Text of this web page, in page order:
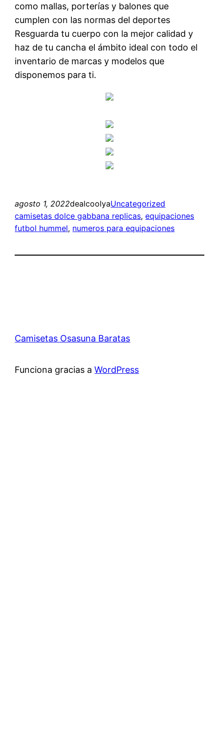
como mallas, porterías y balones que
cumplen con las normas del deportes
Resguarda tu cuerpo con la mejor calidad y
haz de tu cancha el ámbito ideal con todo el
inventario de marcas y modelos que
disponemos para ti.
agosto 1, 2022dealcoolyaUncategorized
camisetas dolce gabbana replicas, equipaciones
futbol hummel, numeros para equipaciones
Camisetas Osasuna Baratas
Funciona gracias aWordPress